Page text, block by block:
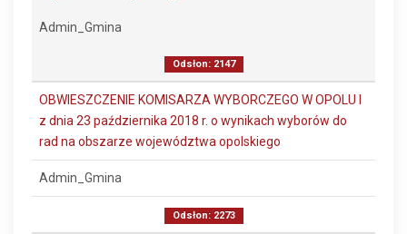
Admin_Gmina
Odsłon: 2147
OBWIESZCZENIE KOMISARZA WYBORCZEGO W OPOLU I
z dnia 23 października 2018 r. o wynikach wyborów do
rad na obszarze województwa opolskiego
Admin_Gmina
Odsłon: 2273